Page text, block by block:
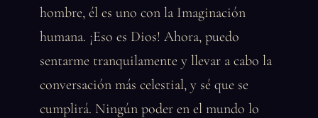
hombre, él es uno con la Imaginación
humana. ¡Eso es Dios! Ahora, puedo
sentarme tranquilamente y llevar a cabo la
conversación más celestial, y sé que se
cumplirá. Ningún poder en el mundo lo